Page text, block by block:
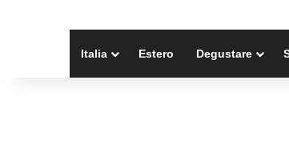
Italia Estero Degustare